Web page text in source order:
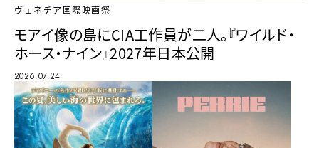
ヴェネチア国際映画祭
モアイ像の島にCIA工作員が二人。『ワイルド・
ホース・ナイン』2027年日本公開
2026.07.24